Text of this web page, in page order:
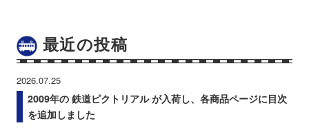
最近の投稿
2026.07.25
2009年の 鉄道ピクトリアル が入荷し、各商品ページに目次
を追加しました